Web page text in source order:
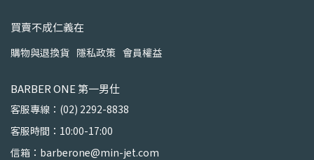
買賣不成仁義在
購物與退換貨 隱私政策 會員權益
BARBER ONE 第一男仕
客服專線：(02) 2292-8838
客服時間：10:00-17:00
信箱：barberone@min-jet.com